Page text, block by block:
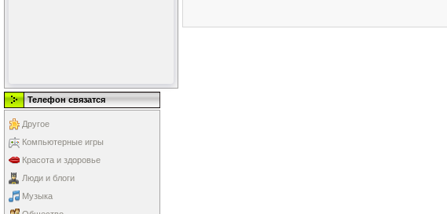
Телефон связатся
Другое
Компьютерные игры
Красота и здоровье
Люди и блоги
Музыка